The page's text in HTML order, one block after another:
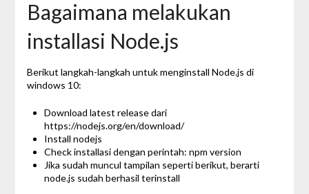
Bagaimana melakukan
installasi Node.js
Berikut langkah-langkah untuk menginstall Node.js di
windows 10:
Download latest release dari
https://nodejs.org/en/download/
Install nodejs
Check installasi dengan perintah: npm version
Jika sudah muncul tampilan seperti berikut, berarti
node.js sudah berhasil terinstall